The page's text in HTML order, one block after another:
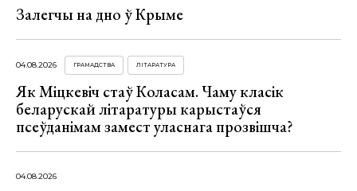
Залегчы на дно ў Крыме
04.08.2026 ГРАМАДСТВА ЛІТАРАТУРА
Як Міцкевіч стаў Коласам. Чаму класік
беларускай літаратуры карыстаўся
псеўданімам замест уласнага прозвішча?
04.08.2026